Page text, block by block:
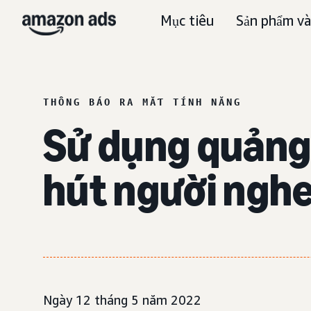
Mục tiêu Sản phẩm
THÔNG BÁO RA MẮT TÍNH NĂNG
Sử dụng
hút người
Ngày 12 tháng 5 năm 2022